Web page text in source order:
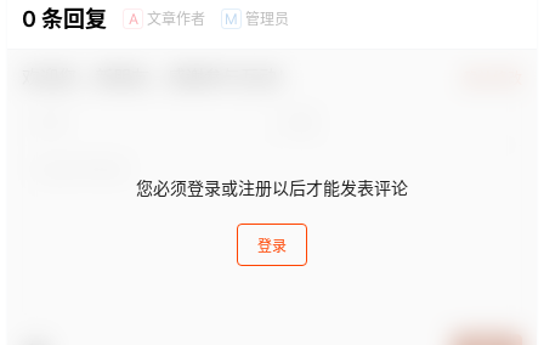
0 条回复 A 文章作者 M 管理员
您必须登录或注册以后才能发表评论
登录